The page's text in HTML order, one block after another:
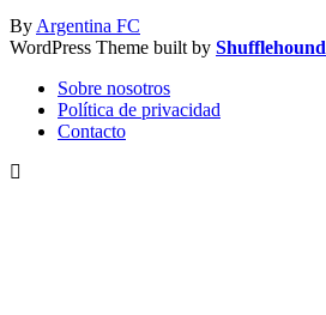
By Argentina FC
WordPress Theme built by Shufflehound
Sobre nosotros
Política de privacidad
Contacto